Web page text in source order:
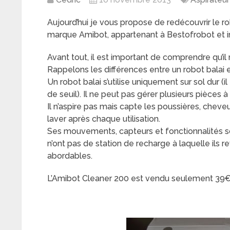
Aujourd’hui je vous propose de redécouvrir le
marque Amibot, appartenant à Bestofrobot et
Avant tout, il est important de comprendre qu’il
Rappelons les différences entre un robot balai
Un robot balai s’utilise uniquement sur sol dur
de seuil). Il ne peut pas gérer plusieurs pièces
Il n’aspire pas mais capte les poussières,
laver après chaque utilisation.
Ses mouvements, capteurs et fonctionnalités
n’ont pas de station de recharge à laquelle ils
abordables.
L’Amibot Cleaner 200 est vendu seulement